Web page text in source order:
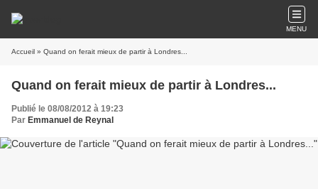
MENU
Accueil » Quand on ferait mieux de partir à Londres...
Quand on ferait mieux de partir à Londres...
Publié le 08/08/2012 à 19:23
Par Emmanuel de Reynal